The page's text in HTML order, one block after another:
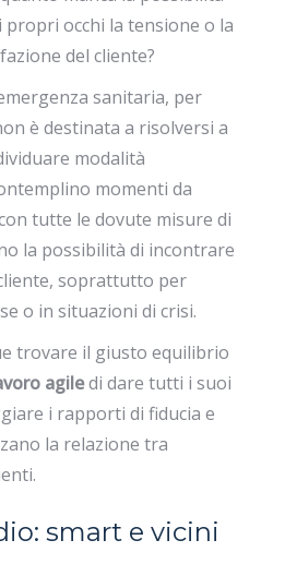
occhi la tensione o la
del cliente?
sanitaria, per
è destinata a risolversi a
modalità
momenti da
tutte le dovute misure di
la possibilità di incontrare
soprattutto per
o in situazioni di crisi.
trovare il giusto equilibrio
agiledi dare tutti i suoi
i rapporti di fiducia e
la relazione tra
smart e vicini